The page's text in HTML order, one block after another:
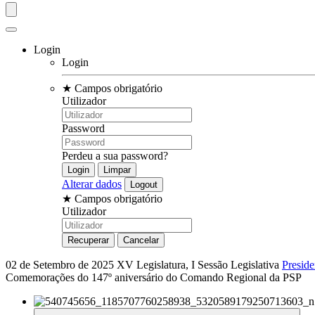
Login
Login
★ Campos obrigatório
Utilizador
Password
Perdeu a sua password?
Alterar dados
★ Campos obrigatório
Utilizador
02 de Setembro de 2025 XV Legislatura, I Sessão Legislativa
Comemorações do 147º aniversário do Comando Regional da PSP